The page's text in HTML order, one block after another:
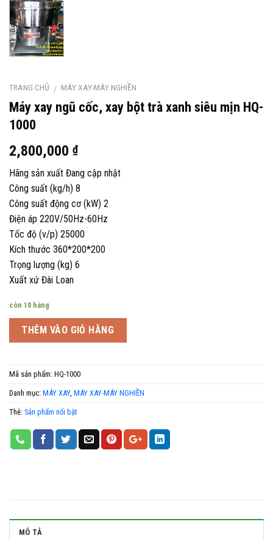
TRANG CHỦ / MÁY XAY-MÁY NGHIỀN
Máy xay ngũ cốc, xay bột trà xanh siêu mịn HQ-
1000
2,800,000 ₫
Hãng sản xuất Đang cập nhật
Công suất (kg/h) 8
Công suất động cơ (kW) 2
Điện áp 220V/50Hz-60Hz
Tốc độ (v/p) 25000
Kích thước 360*200*200
Trọng lượng (kg) 6
Xuất xứ Đài Loan
còn 10 hàng
THÊM VÀO GIỎ HÀNG
Mã sản phẩm: HQ-1000
Danh mục: MÁY XAY, MÁY XAY-MÁY NGHIỀN
Thẻ: Sản phẩm nổi bật
MÔ TẢ